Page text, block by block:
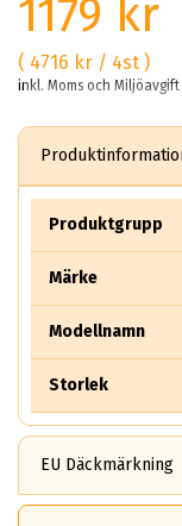
1179 kr
( 4716 kr / 4st )
inkl. Moms och Miljöavgift
Produktgrupp
Märke
Modellnamn
Storlek
EU Däckmärkning